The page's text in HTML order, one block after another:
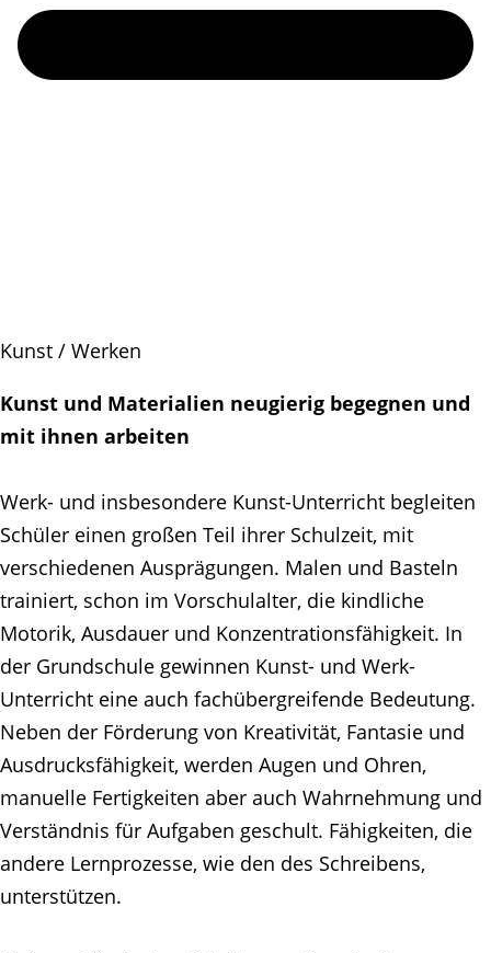
Kunst / Werken
Kunst und Materialien neugierig begegnen und
mit ihnen arbeiten
Werk- und insbesondere Kunst-Unterricht begleiten
Schüler einen großen Teil ihrer Schulzeit, mit
verschiedenen Ausprägungen. Malen und Basteln
trainiert, schon im Vorschulalter, die kindliche
Motorik, Ausdauer und Konzentrationsfähigkeit. In
der Grundschule gewinnen Kunst- und Werk-
Unterricht eine auch fachübergreifende Bedeutung.
Neben der Förderung von Kreativität, Fantasie und
Ausdrucksfähigkeit, werden Augen und Ohren,
manuelle Fertigkeiten aber auch Wahrnehmung und
Verständnis für Aufgaben geschult. Fähigkeiten, die
andere Lernprozesse, wie den des Schreibens,
unterstützen.